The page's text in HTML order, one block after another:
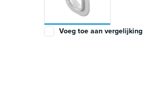
Voeg toe aan vergelijking